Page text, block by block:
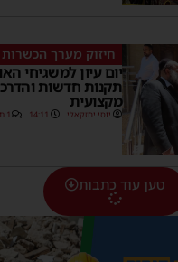
חיזוק מערך הכשרות
יום עיון למשגיחי
תקנות חדשות
מקצועית
יוסי יחזקאלי 14:11 1 תגובות
טען עוד כתבות